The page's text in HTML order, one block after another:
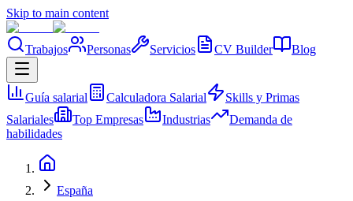
Skip to main content
Trabajos Personas Servicios CV Builder Blog
Guía salarial Calculadora Salarial
Skills y Primas
Salariales
Top Empresas Industrias
Demanda de
habilidades
España